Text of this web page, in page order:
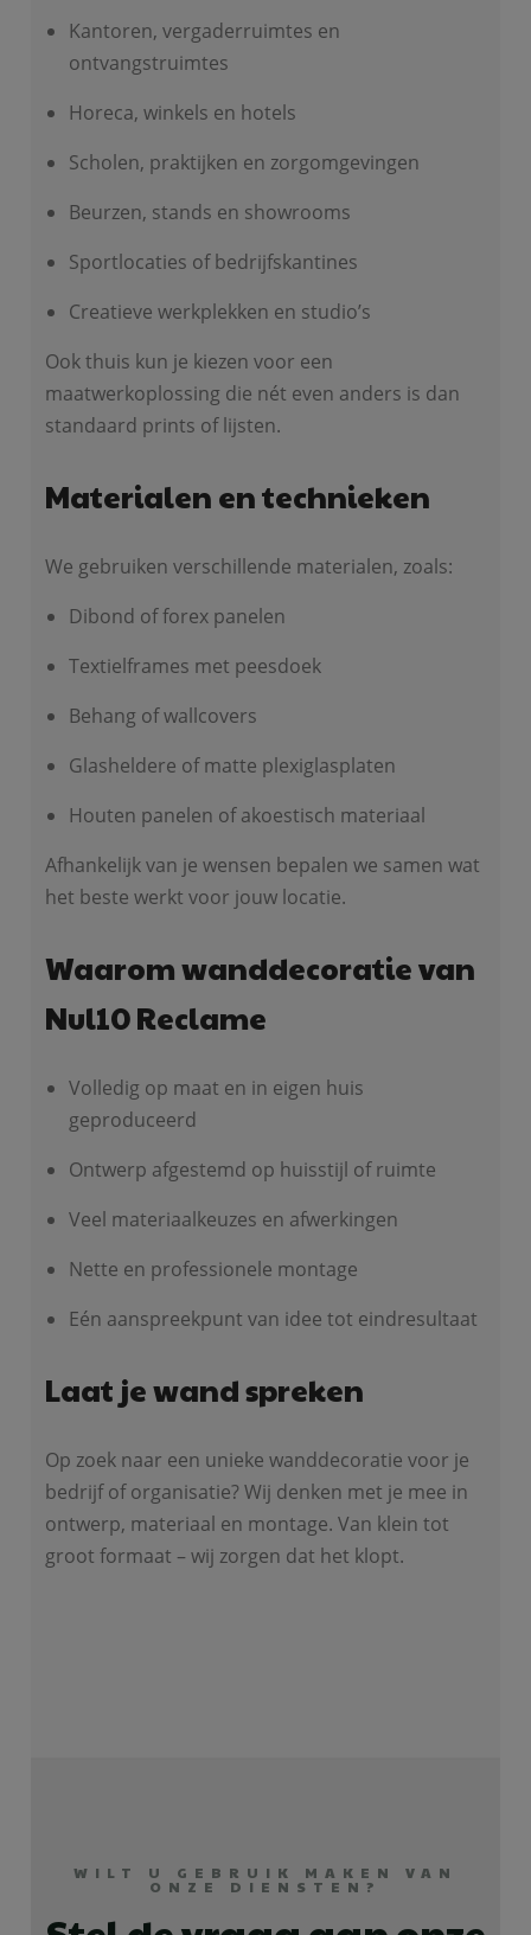
Kantoren, vergaderruimtes en
ontvangstruimtes
Horeca, winkels en hotels
Scholen, praktijken en zorgomgevingen
Beurzen, stands en showrooms
Sportlocaties of bedrijfskantines
Creatieve werkplekken en studio’s
Ook thuis kun je kiezen voor een
maatwerkoplossing die nét even anders is dan
standaard prints of lijsten.
Materialen en technieken
We gebruiken verschillende materialen, zoals:
Dibond of forex panelen
Textielframes met peesdoek
Behang of wallcovers
Glasheldere of matte plexiglasplaten
Houten panelen of akoestisch materiaal
Afhankelijk van je wensen bepalen we samen wat
het beste werkt voor jouw locatie.
Waarom wanddecoratie van
Nul10 Reclame
Volledig op maat en in eigen huis
geproduceerd
Ontwerp afgestemd op huisstijl of ruimte
Veel materiaalkeuzes en afwerkingen
Nette en professionele montage
Eén aanspreekpunt van idee tot eindresultaat
Laat je wand spreken
Op zoek naar een unieke wanddecoratie voor je
bedrijf of organisatie? Wij denken met je mee in
ontwerp, materiaal en montage. Van klein tot
groot formaat – wij zorgen dat het klopt.
WILT U GEBRUIK MAKEN VAN
ONZE DIENSTEN?